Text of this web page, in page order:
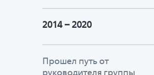
2014 – 2020
Прошел путь от
руководителя группы